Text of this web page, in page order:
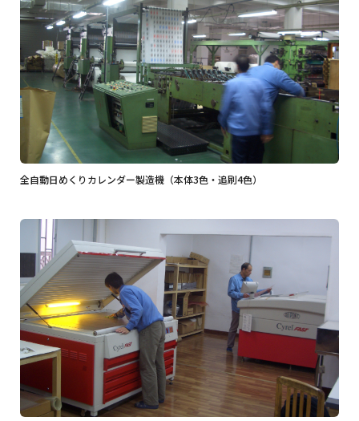
全自動日めくりカレンダー製造機（本体3色・追刷4色）